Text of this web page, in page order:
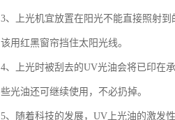
3、上光机宜放置在阳光不能直接照射
该用红黑窗帘挡住太阳光线。
4、上光时被刮去的UV光油会将已印在
些光油还可继续使用，不必扔掉。
5、随着科技的发展，UV上光油的激发